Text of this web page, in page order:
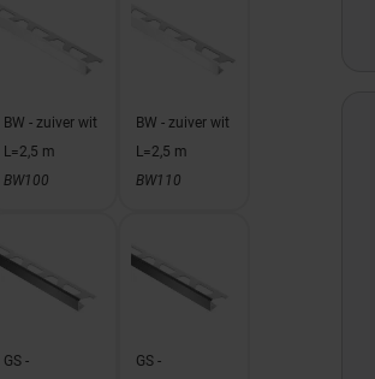
BW - zuiver wit
L=2,5 m
BW100
BW - zuiver wit
L=2,5 m
BW110
GS -
GS -